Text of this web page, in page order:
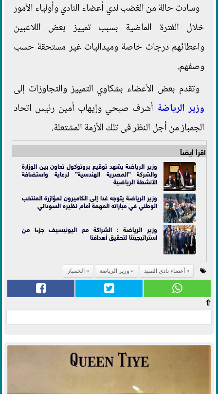
وسادت حالة من الغضب لدي أعضاء النادي وأولياء الأمور
خلال الفترة الماضية بسبب تمييز بعض اللاعبين
واعطائهم درجات خاصة وميداليات غير مستحقة حسب
وصفهم.
وتقدم بعض الأعضاء بشكاوي التمييز والتجاوزات إلى
وزير الرياضة أشرف صبحي وإيهاب أمين رئيس اتحاد
الجمباز من أجل النظر فى تلك الأزمة المشتعلة.
اقرأ أيضاً
وزير الرياضة يشهد توقيع بروتوكول تعاون بين الوزارة
والشركة ”المصرية الهندسية” لرعاية واستضافة
الأنشطة الرياضية
وزير الرياضة يتوجه غدا إلى الكاميرون لمؤازرة المنتخب
الوطني في مباراته المهمة أمام نظيره السوداني
وزير الرياضة : الشراكة مع اليونيسيف جزءا من
استراتيجيتنا لتحقيق أهدافنا
أعضاء نادي الصيد وزير الرياضة الجمباز
⇧